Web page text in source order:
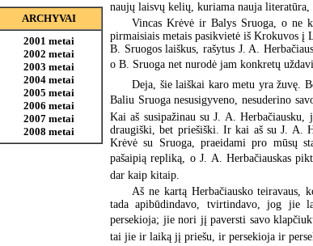
ARCHYVAI
2001 metai
2002 metai
2003 metai
2004 metai
2005 metai
2006 metai
2007 metai
2008 metai
naujų laisvų kelių, kuriama nauja
Vincas Krėvė ir Balys Sruoga, o ne
pirmaisiais metais pasikvietė iš Krokuvos į
B. Sruogos laiškus, rašytus J. A.
o B. Sruoga net nurodė jam konkretų
Deja, šie laiškai karo metu yra žuvę.
Baliu Sruoga nesusigyveno, nesuderino
Kai aš susipažinau su J. A.
draugiški, bet priešiški. Ir kai aš su J. A.
Krėvė su Sruoga, praeidami pro mūsų
pašaipią repliką, o J. A. Herbačiauskas
dar kaip kitaip.
Aš ne kartą Herbačiausko teiravaus,
tada apibūdindavo, tvirtindavo, jog
persekioja; jie nori jį paversti savo
tai jie ir laiką jį priešu, ir persekioja ir